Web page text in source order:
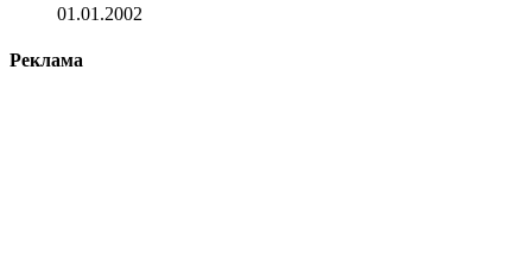
01.01.2002
Реклама